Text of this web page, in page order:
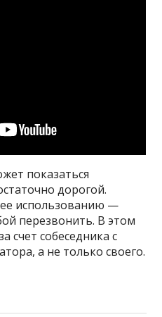
показаться
дорогой.
использованию —
перезвонить. В этом
счет собеседника с
а не только своего.